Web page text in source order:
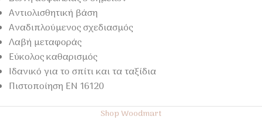
Αντιολισθητική βάση
Αναδιπλούμενος σχεδιασμός
Λαβή μεταφοράς
Εύκολος καθαρισμός
Ιδανικό για το σπίτι και τα ταξίδια
Πιστοποίηση EN 16120
Shop Woodmart